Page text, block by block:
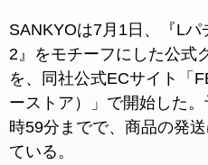
SANKYOは7月1日、『L
2』をモチーフにした公式
を、同社公式ECサイト「
ーストア）」で開始した
時59分までで、商品の発
ている。